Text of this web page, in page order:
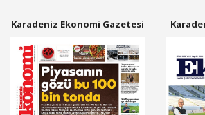
Karadeniz Ekonomi Gazetesi